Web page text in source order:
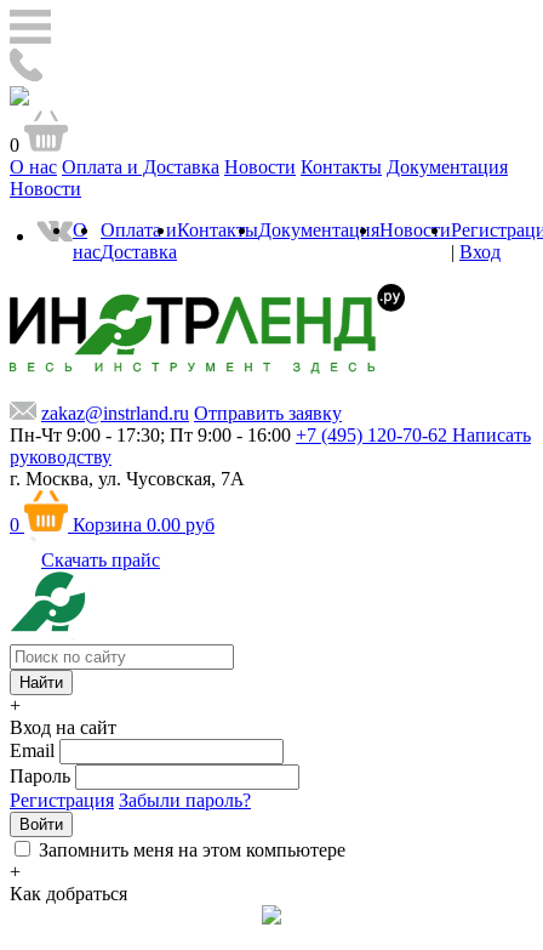
0
О нас Оплата и Доставка Новости Контакты Документация
Новости
О
нас
Оплата и
Доставка
КонтактыДокументацияНовости
| Вход
zakaz@instrland.ru Отправить заявку
Пн-Чт 9:00 - 17:30; Пт 9:00 - 16:00 +7 (495) 120-70-62 Написать
руководству
г. Москва, ул. Чусовская, 7А
0 Корзина 0.00 руб
Скачать прайс
+
Вход на сайт
Email
Пароль
Регистрация Забыли пароль?
Войти
Запомнить меня на этом компьютере
+
Как добраться